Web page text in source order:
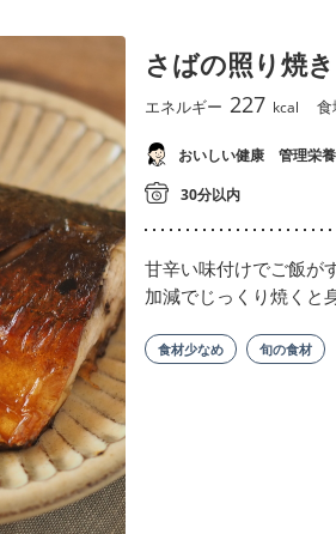
さばの照り焼き
エネルギー 227 kcal 食
おいしい健康 管理栄
30分以内
甘辛い味付けでご飯が
加減でじっくり焼くと
食材少なめ 旬の食材